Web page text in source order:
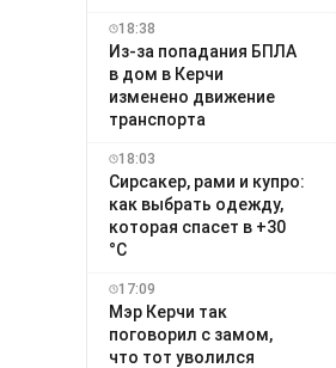
18:38
Из-за попадания БПЛА
в дом в Керчи
изменено движение
транспорта
18:03
Сирсакер, рами и купро:
как выбрать одежду,
которая спасет в +30
°C
17:09
Мэр Керчи так
поговорил с замом,
что тот уволился